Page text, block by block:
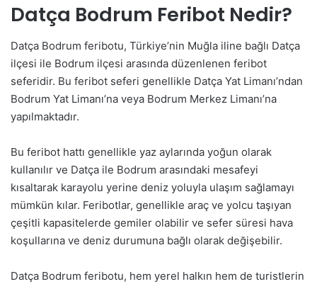
Datça Bodrum Feribot Nedir?
Datça Bodrum feribotu, Türkiye’nin Muğla iline bağlı Datça
ilçesi ile Bodrum ilçesi arasında düzenlenen feribot
seferidir. Bu feribot seferi genellikle Datça Yat Limanı’ndan
Bodrum Yat Limanı’na veya Bodrum Merkez Limanı’na
yapılmaktadır.
Bu feribot hattı genellikle yaz aylarında yoğun olarak
kullanılır ve Datça ile Bodrum arasındaki mesafeyi
kısaltarak karayolu yerine deniz yoluyla ulaşım sağlamayı
mümkün kılar. Feribotlar, genellikle araç ve yolcu taşıyan
çeşitli kapasitelerde gemiler olabilir ve sefer süresi hava
koşullarına ve deniz durumuna bağlı olarak değişebilir.
Datça Bodrum feribotu, hem yerel halkın hem de turistlerin